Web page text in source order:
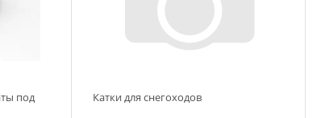
под
Катки для снегоходов